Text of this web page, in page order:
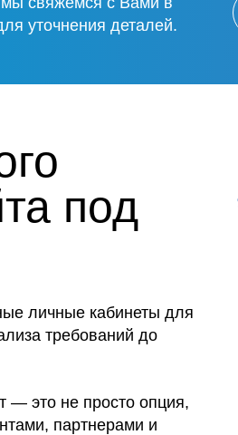
уточнения деталей.
под
личные кабинеты для
требований до
— это не просто опция,
партнерами и